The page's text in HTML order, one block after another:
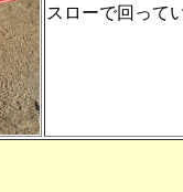
スローで回って